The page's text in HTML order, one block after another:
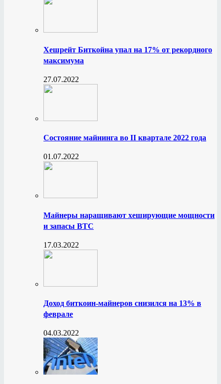
Хешрейт Биткойна упал на 17% от рекордного
максимума
27.07.2022
Состояние майнинга во II квартале 2022 года
01.07.2022
Майнеры наращивают хеширующие мощности
и запасы BTC
17.03.2022
Доход биткоин-майнеров снизился на 13% в
феврале
04.03.2022